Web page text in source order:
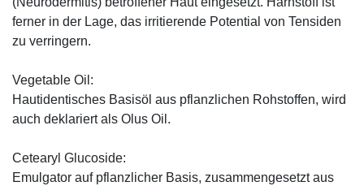
ferner in der Lage, das irritierende Potential von Tensiden
zu verringern.
Vegetable Oil:
Hautidentisches Basisöl aus pflanzlichen Rohstoffen, wird
auch deklariert als Olus Oil.
Cetearyl Glucoside:
Emulgator auf pflanzlicher Basis, zusammengesetzt aus